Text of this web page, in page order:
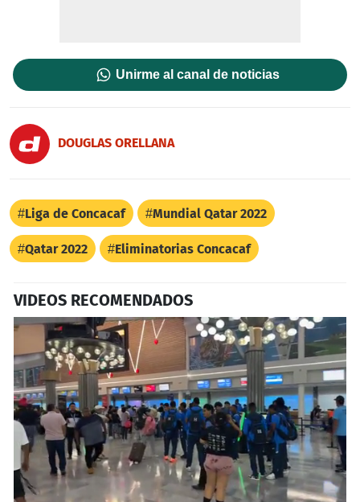
Unirme al canal de noticias
DOUGLAS ORELLANA
Liga de Concacaf Mundial Qatar 2022
Qatar 2022 Eliminatorias Concacaf
VIDEOS RECOMENDADOS